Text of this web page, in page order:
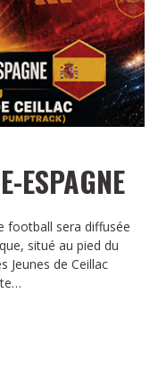
ESPAGNE
football sera diffusée
situé au pied du
Jeunes de Ceillac